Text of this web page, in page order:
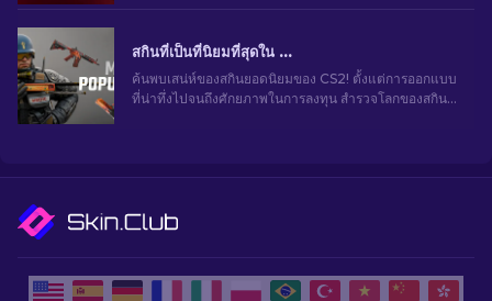
สกินที่เป็นที่นิยมที่สุดใน CS2
ค้นพบเสน่ห์ของสกินยอดนิยมของ CS2! ตั้งแต่การออกแบบ
ที่น่าทึ่งไปจนถึงศักยภาพในการลงทุน สำรวจโลกของสกิน